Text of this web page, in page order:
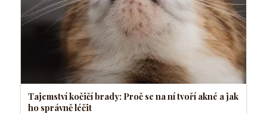
Tajemství kočičí brady: Proč se na ní tvoří akné a jak
ho správně léčit